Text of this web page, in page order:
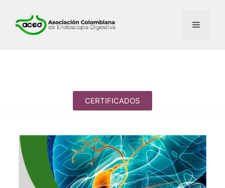
CERTIFICADOS